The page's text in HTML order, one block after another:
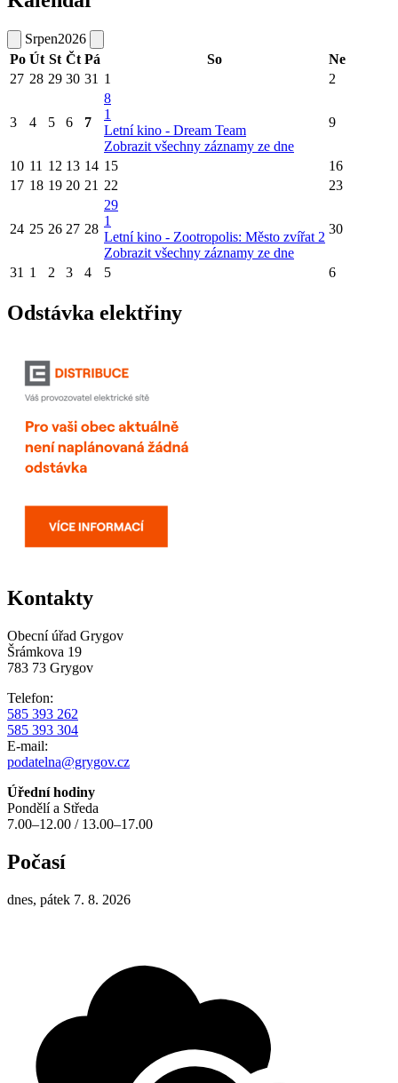
Srpen2026
Po Út St Čt Pá So
Ne
27 28 29 30 31 1 2
3 4 5 6 7
8
1
Letní kino - Dream Team
Zobrazit všechny záznamy ze dne
9
10 11 12 13 14 15
16
17 18 19 20 21 22 23
24 25 26 27 28
29
1
Letní kino - Zootropolis: Město zvířat 2
Zobrazit všechny záznamy ze dne
30
31 1 2 3 4 5 6
Odstávka elektřiny
Kontakty
Obecní úřad Grygov
Šrámkova 19
783 73 Grygov
Telefon:
585 393 262
585 393 304
E-mail:
podatelna@grygov.cz
Úřední hodiny
Pondělí a Středa
7.00–12.00 / 13.00–17.00
Počasí
dnes, pátek 7. 8. 2026